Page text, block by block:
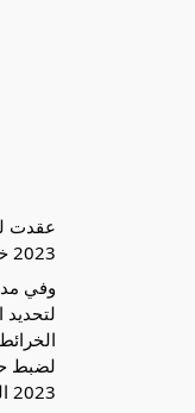
2023 خصصتها للاستماع إلى ممثلي الهيئة العليا المستقلة للانتخابات حول استعداداتها للاستحقاقات الانتخابية المقبلة.
وفي
لتحديد
2023 المؤرخ في 8 مارس 2023 دائرة انتخابية، وقد أفضى هذا المشروع إلى تحديد 2055 دائرة انتخابية.